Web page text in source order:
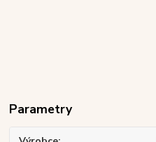
Parametry